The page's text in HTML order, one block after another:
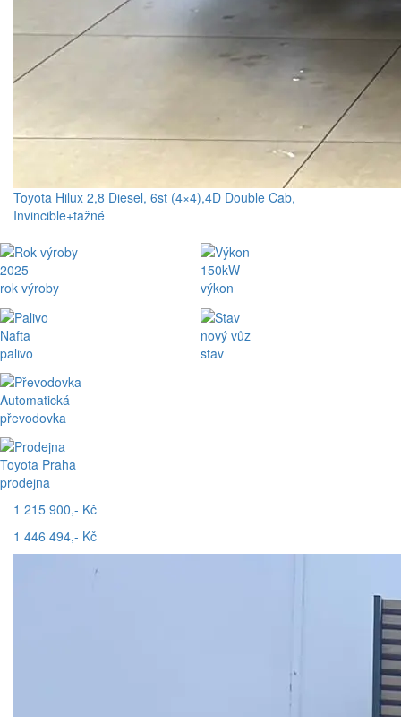
Toyota Hilux 2,8 Diesel, 6st (4×4),4D Double Cab,
Invincible+tažné
2025
rok výroby
Nafta
palivo
Automatická
převodovka
Toyota Praha
prodejna
150kW
výkon
nový vůz
stav
1 215 900,- Kč
1 446 494,- Kč